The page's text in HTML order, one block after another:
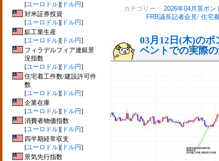
[ユーロドル][ ドル円]
対米証券投資
[ユーロドル][ ドル円]
鉱工業生産
[ユーロドル][ ドル円]
フィラデルフィア連銀景
況指数
[ユーロドル][ ドル円]
住宅着工件数/建設許可件
数
[ユーロドル][ ドル円]
企業在庫
[ユーロドル][ ドル円]
消費者物価指数
[ユーロドル][ ドル円]
四半期経常収支
[ユーロドル][ ドル円]
景気先行指数
カテゴリー： 2026年04月英ポン
FRB議長記者会見/ 住宅
03月12日(木)の
ベントでの実際